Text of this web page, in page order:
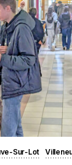
Sur-Lot